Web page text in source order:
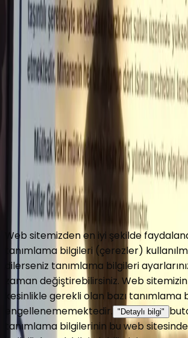
Gönder
Yol Tarifi Al
HakkımızdaCelaleddin Topçu İletişim
Copyright © 2016 Turbeler.org
Turbeler.org web sitesinde her türlü
değiştirme, düzeltme ve yayınlama
Gizlilik PolitikasıKullanım Koşulları
Web sitemizden en iyi şekilde
tanımlama bilgileri (çerezler)
dilerseniz tanımlama bilgileri
zaman değiştirebilirsiniz. Web
kesinlikle gerekli olan bazı tanımlama
engellenememektedir. "Detaylı bilgi"
tanımlama bilgilerinin bu web sitesinde